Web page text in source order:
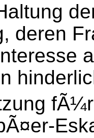
deren